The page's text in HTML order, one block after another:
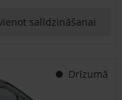
salīdzināšanai
Drīzumā